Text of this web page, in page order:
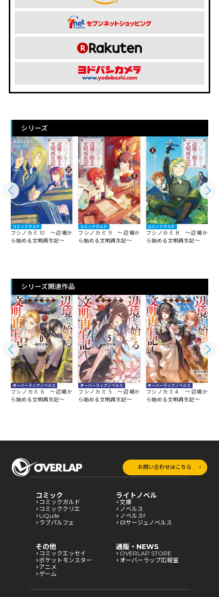
シリーズ
コミックガルド
フシノカミ 10 ～辺境か
ら始める文明再生記～
コミックガルド
フシノカミ 9 ～辺境か
ら始める文明再生記～
コミックガルド
フシノカミ 8 ～辺境か
ら始める文明再生記～
シリーズ関連作品
オーバーラップノベルス
フシノカミ 6 ～辺境か
ら始める文明再生記～
オーバーラップノベルス
フシノカミ 5 ～辺境か
ら始める文明再生記～
オーバーラップノベルス
フシノカミ４ ～辺境か
ら始める文明再生記～
お問い合わせはこちら
コミック
コミックガルド
コミッククリエ
LiQulle
ラブパルフェ
ライトノベル
文庫
ノベルス
ノベルスf
ロサージュノベルス
その他
コミックエッセイ
ポケットモンスター
アニメ
ゲーム
通販・NEWS
OVERLAP STORE
オーバーラップ広報室